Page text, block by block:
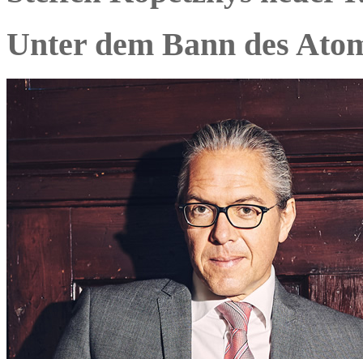
Unter dem Bann des